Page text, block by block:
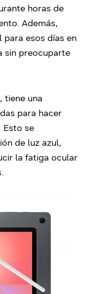
horas de
Además,
esos días en
sin preocuparte
tiene una
para hacer
Esto se
de luz azul,
la fatiga ocular